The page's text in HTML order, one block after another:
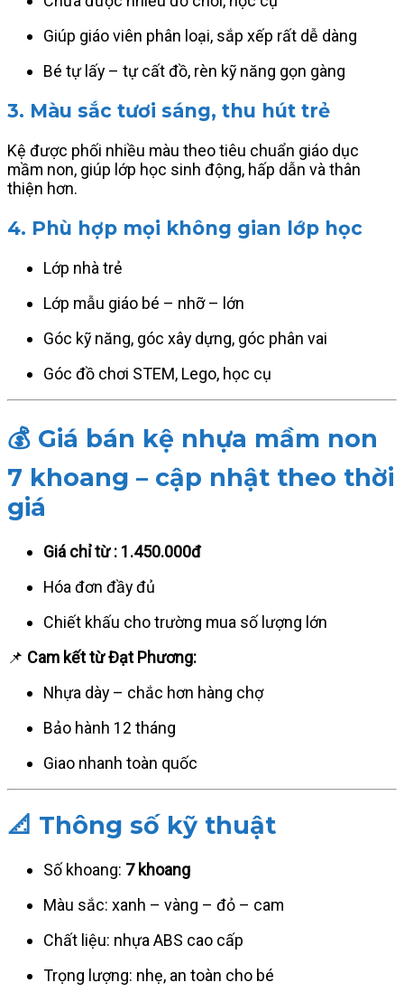
Giúp giáo viên phân loại, sắp xếp rất dễ dàng
Bé tự lấy – tự cất đồ, rèn kỹ năng gọn gàng
3. Màu sắc tươi sáng, thu hút trẻ
Kệ được phối nhiều màu theo tiêu chuẩn giáo dục
mầm non, giúp lớp học sinh động, hấp dẫn và thân
thiện hơn.
4. Phù hợp mọi không gian lớp học
Lớp nhà trẻ
Lớp mẫu giáo bé – nhỡ – lớn
Góc kỹ năng, góc xây dựng, góc phân vai
Góc đồ chơi STEM, Lego, học cụ
💰 Giá bán kệ nhựa mầm non
7 khoang – cập nhật theo thời
giá
Giá chỉ từ : 1.450.000đ
Hóa đơn đầy đủ
Chiết khấu cho trường mua số lượng lớn
📌 Cam kết từ Đạt Phương:
Nhựa dày – chắc hơn hàng chợ
Bảo hành 12 tháng
Giao nhanh toàn quốc
📐 Thông số kỹ thuật
Số khoang: 7 khoang
Màu sắc: xanh – vàng – đỏ – cam
Chất liệu: nhựa ABS cao cấp
Trọng lượng: nhẹ, an toàn cho bé